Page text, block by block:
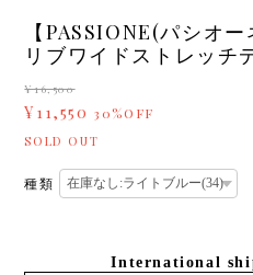
【PASSIONE(パシオ
リブワイドストレッチ
¥16,500
¥11,550 30%OFF
SOLD OUT
種類
International